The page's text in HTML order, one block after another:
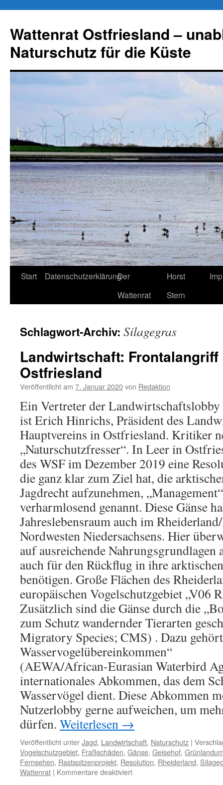
springen
Wattenrat Ostfriesland –
Naturschutz für die Küste
Start DatenschutzerklärungDer
Wattenrat
Horst
Stern
Schlagwort-Archiv: Silagegras
Landwirtschaft: Frontalangriff
Ostfriesland
Veröffentlicht am 7. Januar 2020von Redaktion
Ein Vertreter der
ist Erich Hinrichs, Präsident des
Hauptvereins in Ostfriesland. Kritiker
„Naturschutzfresser“. In Leer in
des WSF im Dezember 2019 eine
die ganz klar zum Ziel hat, die
Jagdrecht aufzunehmen,
verharmlosend genannt. Diese Gänse
Jahreslebensraum auch im
Nordwesten Niedersachsens. Hier
auf ausreichende Nahrungsgrundlagen
auch für den Rückflug in ihre
benötigen. Große Flächen des
europäischen Vogelschutzgebiet „V06
Zusätzlich sind die Gänse durch die
zum Schutz wandernder Tierarten
Migratory Species; CMS) . Dazu
Wasservogelübereinkommen“
(AEWA/African-Eurasian Waterbird
internationales Abkommen, das dem
Wasservögel dient. Diese Abkommen
Nutzerlobby gerne aufweichen, um
dürfen. Weiterlesen →
Veröffentlicht unterJagd, Landwirtschaft, Naturschutz |
Vogelschutzgebiet, Fraßschäden, Gänse, Geisehof,
Fernsehen, Rastspitzenprojekt, Resolution, Rheiderland,
Wattenrat | Kommentare deaktiviertfür